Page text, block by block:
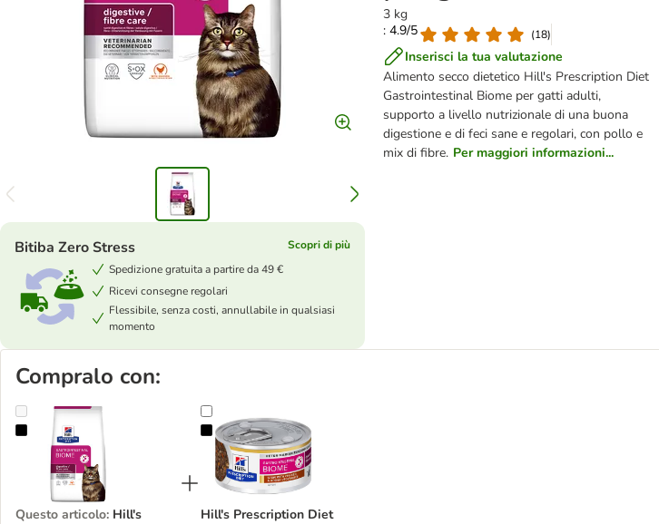
3 kg
: 4.9/5
(18)
Inserisci la tua valutazione
Alimento secco dietetico Hill's Prescription Diet
Gastrointestinal Biome per gatti adulti,
supporto a livello nutrizionale di una buona
digestione e di feci sane e regolari, con pollo e
mix di fibre. Per maggiori informazioni...
Bitiba Zero Stress
Scopri di più
Spedizione gratuita a partire da 49 €
Ricevi consegne regolari
Flessibile, senza costi, annullabile in qualsiasi
momento
Compralo con:
Hill's Prescription Diet Gastrointestinal Biome secco per gatti
Questo articolo: Hill's
Hill's Prescription Diet Gastrointestinal Biome Spezzatino umido per gatti
Hill's Prescription Diet